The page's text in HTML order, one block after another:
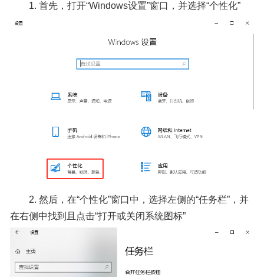
1. 首先，打开“Windows设置”窗口，并选择“个性化”
2. 然后，在“个性化”窗口中，选择左侧的“任务栏”，并
在右侧中找到且点击“打开或关闭系统图标”